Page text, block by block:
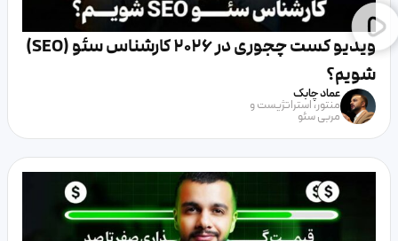
ویدیو کست چجوری در 2026 کارشناس سئو (SEO)
شویم؟
عماد چابک
منتور، استراتژیست و
مربی سئو